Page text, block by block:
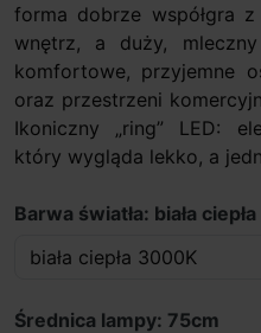
forma dobrze współgra
wnętrz, a duży,
komfortowe, przyjemne
oraz przestrzeni
Ikoniczny „ring” LED:
który wygląda lekko, a
Barwa światła: biała
Średnica lampy: 75cm